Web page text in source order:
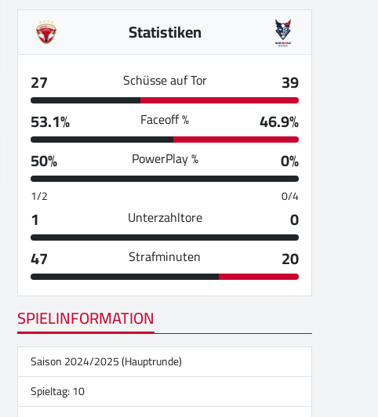
Statistiken
27
Schüsse auf Tor
39
53.1%
Faceoff %
46.9%
50%
PowerPlay % 0%
1/2 0/4
1 Unterzahltore
0
47
Strafminuten 20
SPIELINFORMATION
Saison 2024/2025 (Hauptrunde)
Spieltag: 10